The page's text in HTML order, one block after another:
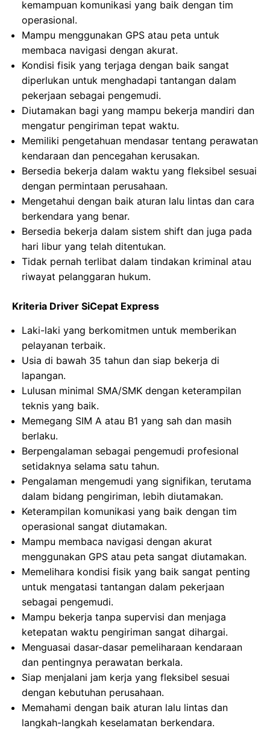
kemampuan komunikasi yang baik dengan tim
operasional.
Mampu menggunakan GPS atau peta untuk
membaca navigasi dengan akurat.
Kondisi fisik yang terjaga dengan baik sangat
diperlukan untuk menghadapi tantangan dalam
pekerjaan sebagai pengemudi.
Diutamakan bagi yang mampu bekerja mandiri dan
mengatur pengiriman tepat waktu.
Memiliki pengetahuan mendasar tentang perawatan
kendaraan dan pencegahan kerusakan.
Bersedia bekerja dalam waktu yang fleksibel sesuai
dengan permintaan perusahaan.
Mengetahui dengan baik aturan lalu lintas dan cara
berkendara yang benar.
Bersedia bekerja dalam sistem shift dan juga pada
hari libur yang telah ditentukan.
Tidak pernah terlibat dalam tindakan kriminal atau
riwayat pelanggaran hukum.
Kriteria Driver SiCepat Express
Laki-laki yang berkomitmen untuk memberikan
pelayanan terbaik.
Usia di bawah 35 tahun dan siap bekerja di
lapangan.
Lulusan minimal SMA/SMK dengan keterampilan
teknis yang baik.
Memegang SIM A atau B1 yang sah dan masih
berlaku.
Berpengalaman sebagai pengemudi profesional
setidaknya selama satu tahun.
Pengalaman mengemudi yang signifikan, terutama
dalam bidang pengiriman, lebih diutamakan.
Keterampilan komunikasi yang baik dengan tim
operasional sangat diutamakan.
Mampu membaca navigasi dengan akurat
menggunakan GPS atau peta sangat diutamakan.
Memelihara kondisi fisik yang baik sangat penting
untuk mengatasi tantangan dalam pekerjaan
sebagai pengemudi.
Mampu bekerja tanpa supervisi dan menjaga
ketepatan waktu pengiriman sangat dihargai.
Menguasai dasar-dasar pemeliharaan kendaraan
dan pentingnya perawatan berkala.
Siap menjalani jam kerja yang fleksibel sesuai
dengan kebutuhan perusahaan.
Memahami dengan baik aturan lalu lintas dan
langkah-langkah keselamatan berkendara.